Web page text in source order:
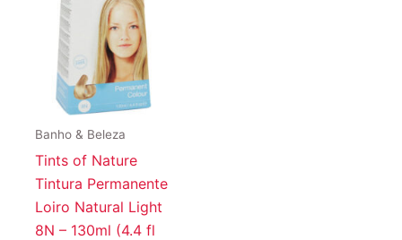
Banho & Beleza
Tints of Nature
Tintura Permanente
Loiro Natural Light
8N – 130ml (4.4 fl